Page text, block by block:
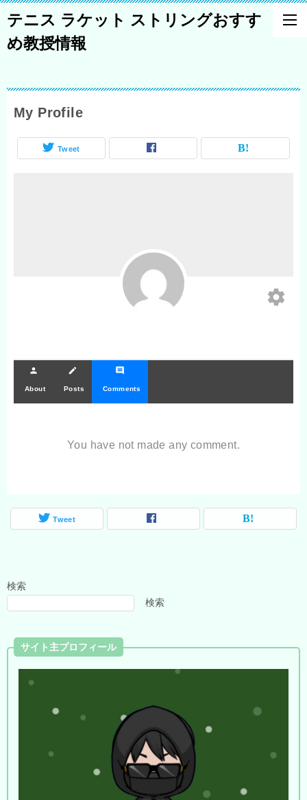
テニス ラケット ストリングおすす
め教授情報
My Profile
Tweet
settings
person
About
create
Posts
comment
Comments
You have not made any comment.
Tweet
検索
検索
サイト主プロフィール